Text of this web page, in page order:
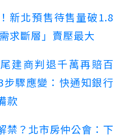
新北預售待售量破1.8
求斷層」賣壓最大
建商判退千萬再賠百
步驟應變：快通知銀行
款
禁？北市房仲公會：下